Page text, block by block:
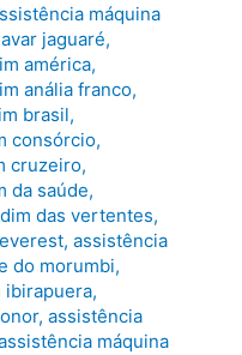
máquina
jaguaré,
américa,
anália franco,
brasil,
consórcio,
cruzeiro,
da saúde,
das vertentes,
,assistência
do morumbi,
ibirapuera,
,assistência
máquina